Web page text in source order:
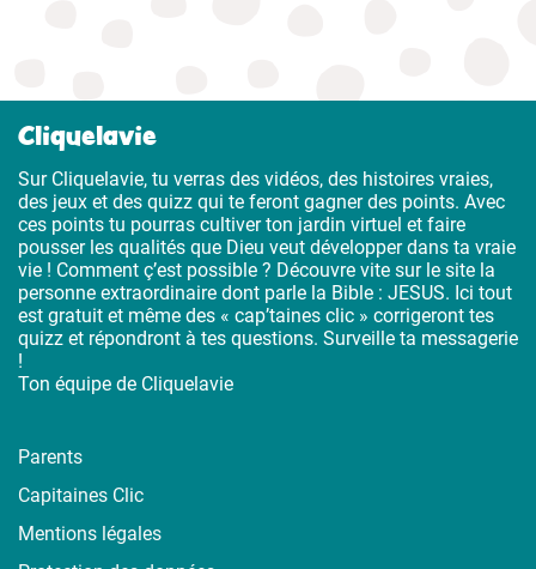
Cliquelavie
Sur Cliquelavie, tu verras des vidéos, des histoires vraies,
des jeux et des quizz qui te feront gagner des points. Avec
ces points tu pourras cultiver ton jardin virtuel et faire
pousser les qualités que Dieu veut développer dans ta vraie
vie ! Comment ç’est possible ? Découvre vite sur le site la
personne extraordinaire dont parle la Bible : JESUS. Ici tout
est gratuit et même des « cap’taines clic » corrigeront tes
quizz et répondront à tes questions. Surveille ta messagerie
!
Ton équipe de Cliquelavie
Parents
Capitaines Clic
Mentions légales